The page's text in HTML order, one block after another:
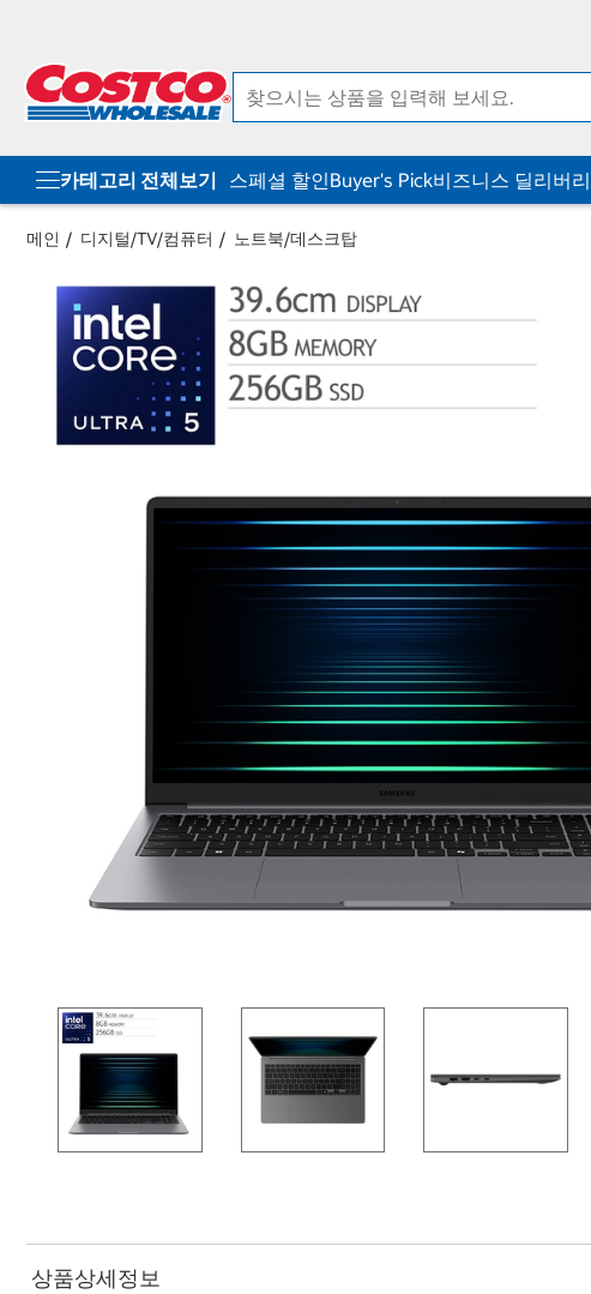
카테고리 전체보기 스페셜 할인Buyer's Pick비즈니스 딜리버리
메인 디지털/TV/컴퓨터 노트북/데스크탑
상품상세정보